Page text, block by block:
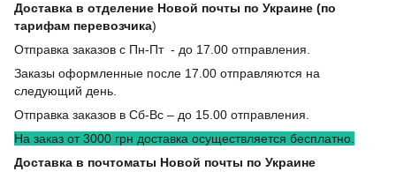
Доставка в отделение Новой почты по Украине (по
тарифам перевозчика)
Отправка заказов с Пн-Пт - до 17.00 отправления.
Заказы оформленные после 17.00 отправляются на
следующий день.
Отправка заказов в Сб-Вс – до 15.00 отправления.
На заказ от 3000 грн доставка осуществляется бесплатно.
Доставка в почтоматы Новой почты по Украине